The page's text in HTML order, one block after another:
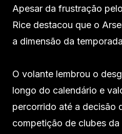
Apesar da frustração
Rice destacou que o
a dimensão da
O volante lembrou o
longo do calendário e
percorrido até a decisão
competição de clubes da